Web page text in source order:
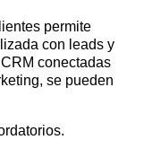
permite
con leads y
conectadas
se pueden